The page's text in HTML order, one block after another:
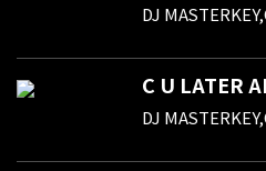
DJ
C U LATER
DJ